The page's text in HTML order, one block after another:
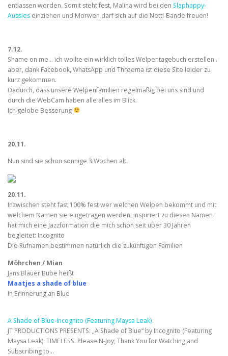
entlassen worden. Somit steht fest, Malina wird bei den Slaphappy-
Aussies einziehen und Morwen darf sich auf die Netti-Bande freuen!
7.12.
Shame on me… ich wollte ein wirklich tolles Welpentagebuch erstellen..
aber, dank Facebook, WhatsApp und Threema ist diese Site leider zu
kurz gekommen.
Dadurch, dass unsere Welpenfamilien regelmäßig bei uns sind und
durch die WebCam haben alle alles im Blick.
Ich gelobe Besserung
20.11.
Nun sind sie schon sonnige 3 Wochen alt.
20.11.
Inzwischen steht fast 100% fest wer welchen Welpen bekommt und mit
welchem Namen sie eingetragen werden, inspiriert zu diesen Namen
hat mich eine Jazzformation die mich schon seit über 30 Jahren
begleitet: Incognito
Die Rufnamen bestimmen natürlich die zukünftigen Familien
Möhrchen / Mian
Jans Blauer Bube heißt
Maatjes a shade of blue
In Erinnerung an Blue
A Shade of Blue-Incognito (Featuring Maysa Leak)
JT PRODUCTIONS PRESENTS: „A Shade of Blue“ by Incognito (Featuring
Maysa Leak). TIMELESS. Please N-Joy; Thank You for Watching and
Subscribing to…